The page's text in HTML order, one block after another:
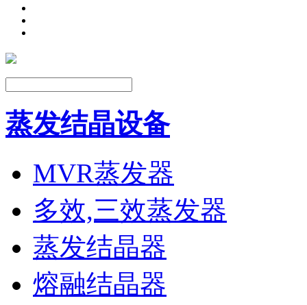
蒸发结晶设备
MVR蒸发器
多效,三效蒸发器
蒸发结晶器
熔融结晶器